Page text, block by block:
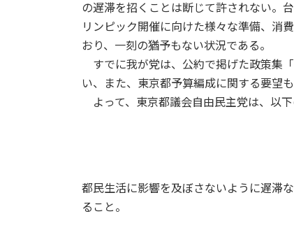
の遅滞を招くことは断じて許されない。
リンピック開催に向けた様々な準備、消
おり、一刻の猶予もない状況である。
すでに我が党は、公約で掲げた政策集
い、また、東京都予算編成に関する要望
よって、東京都議会自由民主党は、以下
都民生活に影響を及ぼさないように遅滞
ること。